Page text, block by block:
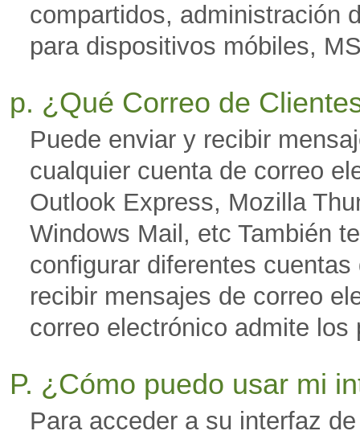
compartidos, administración
para dispositivos móbiles,
p. ¿Qué Correo de
Puede enviar y recibir
cualquier cuenta de correo
Outlook Express, Mozilla
Windows Mail, etc También
configurar diferentes
recibir mensajes de correo
correo electrónico admite
P. ¿Cómo puedo usar mi
Para acceder a su interfaz